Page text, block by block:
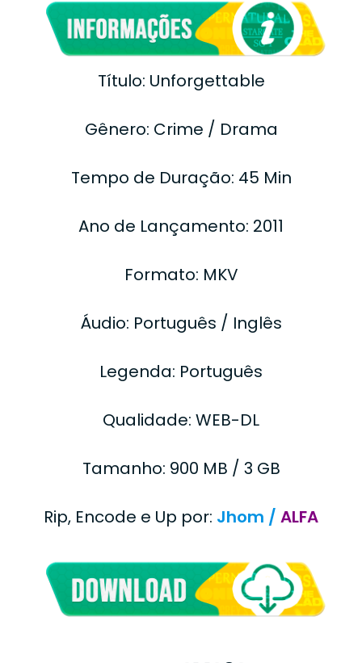
Título: Unforgettable
Gênero: Crime / Drama
Tempo de Duração: 45 Min
Ano de Lançamento: 2011
Formato: MKV
Áudio: Português / Inglês
Legenda: Português
Qualidade: WEB-DL
Tamanho: 900 MB / 3 GB
Rip, Encode e Up por: Jhom / ALFA